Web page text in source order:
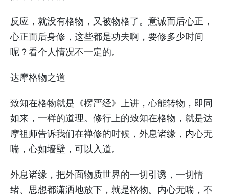
反应，就没有格物，又被物格了。意诚而后心正，
心正而后身修，这些都是功夫啊，要修多少时间
呢？看个人情况不一定的。
达摩格物之道
致知在格物就是《楞严经》上讲，心能转物，即同
如来，一样的道理。修行上的致知在格物，就是达
摩祖师告诉我们在禅修的时候，外息诸缘，内心无
喘，心如墙壁，可以入道。
外息诸缘，把外面物质世界的一切引诱，一切情
绪、思想都潇洒地放下，就是格物。内心无喘，不